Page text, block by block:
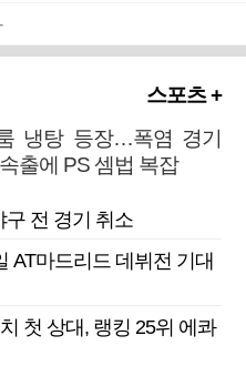
스포츠 +
냉탕 등장…폭염 경기
출에 PS 셈법 복잡
전 경기 취소
AT마드리드 데뷔전 기대
첫 상대, 랭킹 25위 에콰